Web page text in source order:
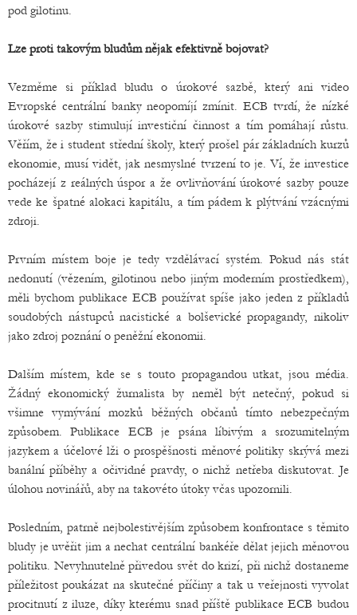
pod gilotinu.
Lze proti takovým bludům nějak efektivně bojovat?
Vezměme si příklad bludu o úrokové sazbě, který ani video
Evropské centrální banky neopomíjí zmínit. ECB tvrdí, že nízké
úrokové sazby stimulují investiční činnost a tím pomáhají růstu.
Věřím, že i student střední školy, který prošel pár základních kurzů
ekonomie, musí vidět, jak nesmyslné tvrzení to je. Ví, že investice
pocházejí z reálných úspor a že ovlivňování úrokové sazby pouze
vede ke špatné alokaci kapitálu, a tím pádem k plýtvání vzácnými
zdroji.
Prvním místem boje je tedy vzdělávací systém. Pokud nás stát
nedonutí (vězením, gilotinou nebo jiným moderním prostředkem),
měli bychom publikace ECB používat spíše jako jeden z příkladů
soudobých nástupců nacistické a bolševické propagandy, nikoliv
jako zdroj poznání o peněžní ekonomii.
Dalším místem, kde se s touto propagandou utkat, jsou média.
Žádný ekonomický žurnalista by neměl být netečný, pokud si
všimne vymývání mozků běžných občanů tímto nebezpečným
způsobem. Publikace ECB je psána líbivým a srozumitelným
jazykem a účelové lži o prospěšnosti měnové politiky skrývá mezi
banální příběhy a očividné pravdy, o nichž netřeba diskutovat. Je
úlohou novinářů, aby na takovéto útoky včas upozornili.
Posledním, patrně nejbolestivějším způsobem konfrontace s těmito
bludy je uvěřit jim a nechat centrální bankéře dělat jejich měnovou
politiku. Nevyhnutelně přivedou svět do krizí, při nichž dostaneme
příležitost poukázat na skutečné příčiny a tak u veřejnosti vyvolat
procitnutí z iluze, díky kterému snad příště publikace ECB budou